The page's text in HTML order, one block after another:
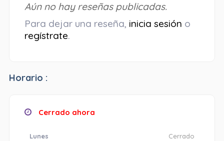
Aún no hay reseñas publicadas.
Para dejar una reseña, inicia sesión o
regístrate.
Horario :
Cerrado ahora
Lunes Cerrado